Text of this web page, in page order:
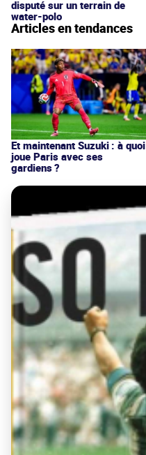
disputé sur un terrain de
water-polo
Articles en tendances
Et maintenant Suzuki : à quoi
joue Paris avec ses
gardiens ?